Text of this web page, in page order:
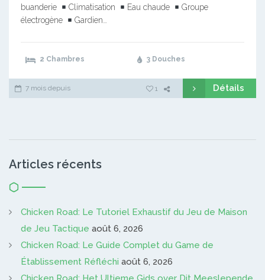
buanderie
Climatisation Eau chaude
Groupe
électrogène
Gardien…
2 Chambres 3 Douches
7 mois depuis 1 Détails
Articles récents
Chicken Road: Le Tutoriel Exhaustif du Jeu de Maison
de Jeu Tactique août 6, 2026
Chicken Road: Le Guide Complet du Game de
Établissement Réfléchi août 6, 2026